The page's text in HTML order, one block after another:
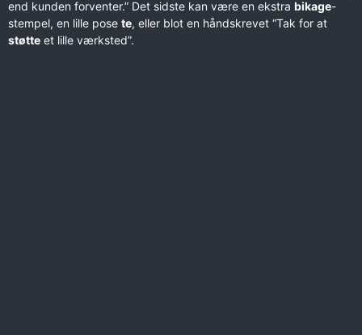
end kunden forventer.” Det sidste kan være en ekstra bikage-
stempel, en lille pose te, eller blot en håndskrevet “Tak for at
støtte et lille værksted”.